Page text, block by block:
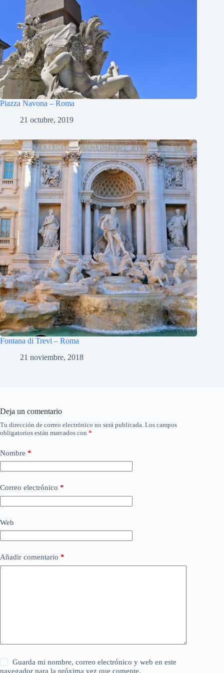
Piazza Navona – Roma
21 octubre, 2019
Fontana di Trevi – Roma
21 noviembre, 2018
Deja un comentario
Tu dirección de correo electrónico no será publicada. Los campos
obligatorios están marcados con *
Nombre *
Correo electrónico *
Web
Añadir comentario *
Guarda mi nombre, correo electrónico y web en este
navegador para la próxima vez que comente.